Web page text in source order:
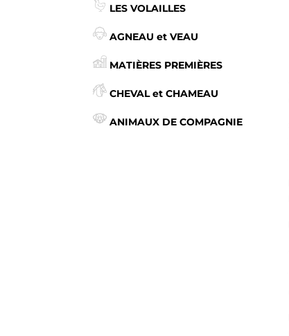
LES VOLAILLES
AGNEAU et VEAU
MATIÈRES PREMIÈRES
CHEVAL et CHAMEAU
ANIMAUX DE COMPAGNIE